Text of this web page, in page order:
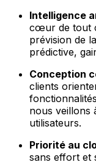
Intelligence
cœur de tout
prévision de
prédictive,
Conception
clients
nous veillons
utilisateurs.
Priorité au
sans effort et